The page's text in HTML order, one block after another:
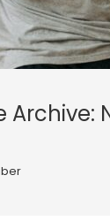
Archive: